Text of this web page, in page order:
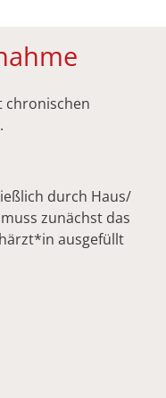
chronischen
durch Haus/
zunächst das
ausgefüllt